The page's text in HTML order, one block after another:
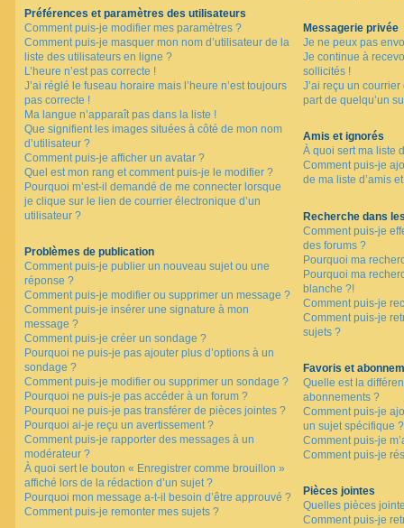
Préférences et paramètres des utilisateurs
Comment puis-je modifier mes paramètres ?
Comment puis-je masquer mon nom d’utilisateur de la
liste des utilisateurs en ligne ?
L’heure n’est pas correcte !
J’ai réglé le fuseau horaire mais l’heure n’est toujours
pas correcte !
Ma langue n’apparaît pas dans la liste !
Que signifient les images situées à côté de mon nom
d’utilisateur ?
Comment puis-je afficher un avatar ?
Quel est mon rang et comment puis-je le modifier ?
Pourquoi m’est-il demandé de me connecter lorsque
je clique sur le lien de courrier électronique d’un
utilisateur ?
Problèmes de publication
Comment puis-je publier un nouveau sujet ou une
réponse ?
Comment puis-je modifier ou supprimer un message ?
Comment puis-je insérer une signature à mon
message ?
Comment puis-je créer un sondage ?
Pourquoi ne puis-je pas ajouter plus d’options à un
sondage ?
Comment puis-je modifier ou supprimer un sondage ?
Pourquoi ne puis-je pas accéder à un forum ?
Pourquoi ne puis-je pas transférer de pièces jointes ?
Pourquoi ai-je reçu un avertissement ?
Comment puis-je rapporter des messages à un
modérateur ?
À quoi sert le bouton « Enregistrer comme brouillon »
affiché lors de la rédaction d’un sujet ?
Pourquoi mon message a-t-il besoin d’être approuvé ?
Comment puis-je remonter mes sujets ?
Messagerie privée
Je ne peux pas
Je continue à
sollicités !
J’ai reçu un
part de quelqu’un
Amis et ignorés
À quoi sert ma liste
Comment puis-je
de ma liste d’amis
Recherche dans
Comment puis-je
des forums ?
Pourquoi ma
Pourquoi ma
blanche ?!
Comment puis-je
Comment puis-je
sujets ?
Favoris et
Quelle est la
abonnements ?
Comment puis-je
un sujet spécifique ?
Comment puis-je
Comment puis-je
Pièces jointes
Quelles pièces
Comment puis-je